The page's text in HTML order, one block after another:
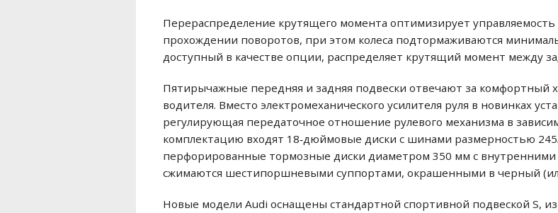
Перераспределение крутящего момента оптимизирует управляемость
прохождении поворотов, при этом колеса подтормаживаются
доступный в качестве опции, распределяет крутящий момент между
Пятирычажные передняя и задняя подвески отвечают за комфортный
водителя. Вместо электромеханического усилителя руля в новинках
регулирующая передаточное отношение рулевого механизма в
комплектацию входят 18‑дюймовые диски с шинами размерностью
перфорированные тормозные диски диаметром 350 мм с
сжимаются шестипоршневыми суппортами, окрашенными в черный
Новые модели Audi оснащены стандартной спортивной подвеской S,